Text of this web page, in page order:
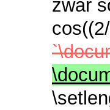
zwar